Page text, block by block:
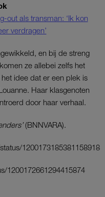
out als transman: ‘Ik kon
verdragen’
en bij de streng
ze allebei zelfs het
idee dat er een plek is
Haar klasgenoten
door haar verhaal.
(BNNVARA).
1200173185381158918
1200172661294415874